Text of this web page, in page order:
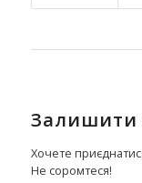
Залишити
Хочете
Не соромтеся!